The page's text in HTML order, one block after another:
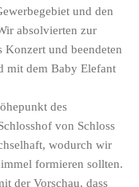
und den
absolvierten zur
Konzert und beendeten
mit dem Baby Elefant
des
von Schloss
wodurch wir
formieren sollten.
der Vorschau, dass